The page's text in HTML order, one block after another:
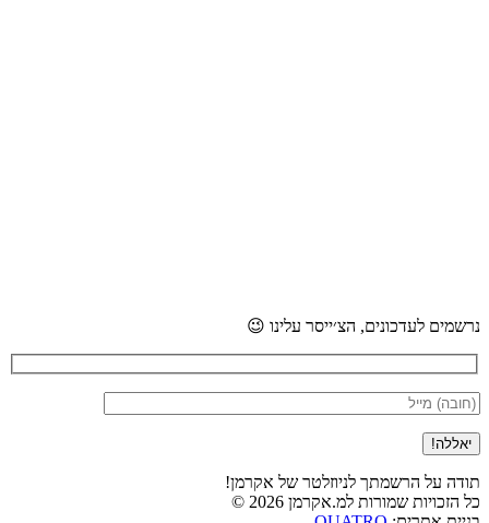
נרשמים לעדכונים, הצ׳ייסר עלינו 😉
תודה על הרשמתך לניוזלטר של אקרמן!
כל הזכויות שמורות למ.אקרמן 2026 ©